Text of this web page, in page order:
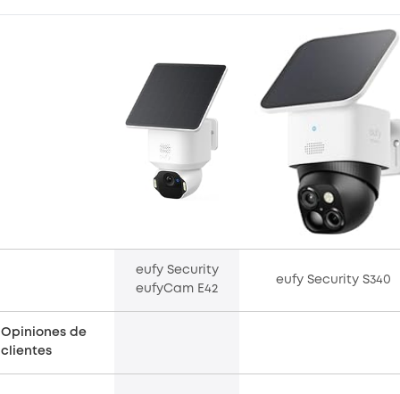
eufy Security
eufyCam E42
eufy Security S340
Opiniones de
clientes